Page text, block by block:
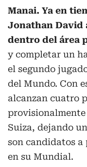
Manai. Ya en
Jonathan David
dentro del área
y completar un
el segundo
del Mundo. Con
alcanzan cuatro
Suiza, dejando
son candidatos
en su Mundial.